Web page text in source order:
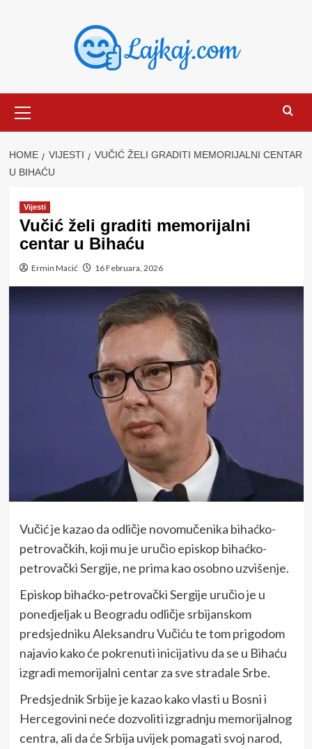
Menu
HOME VIJESTI
VUČIĆ ŽELI GRADITI MEMORIJALNI CENTAR
U BIHAĆU
Vijesti
Vučić želi graditi memorijalni
centar u Bihaću
Ermin Macić 16 Februara, 2026
Vučić je kazao da odličje novomučenika bihaćko-
petrovačkih, koji mu je uručio episkop bihaćko-
petrovački Sergije, ne prima kao osobno uzvišenje.
Episkop bihaćko-petrovački Sergije uručio je u
ponedjeljak u Beogradu odličje srbijanskom
predsjedniku Aleksandru Vučiću te tom prigodom
najavio kako će pokrenuti inicijativu da se u Bihaću
izgradi memorijalni centar za sve stradale Srbe.
Predsjednik Srbije je kazao kako vlasti u Bosni i
Hercegovini neće dozvoliti izgradnju memorijalnog
centra, ali da će Srbija uvijek pomagati svoj narod,